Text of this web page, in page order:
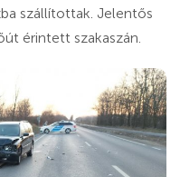
szállítottak. Jelentős
érintett szakaszán.